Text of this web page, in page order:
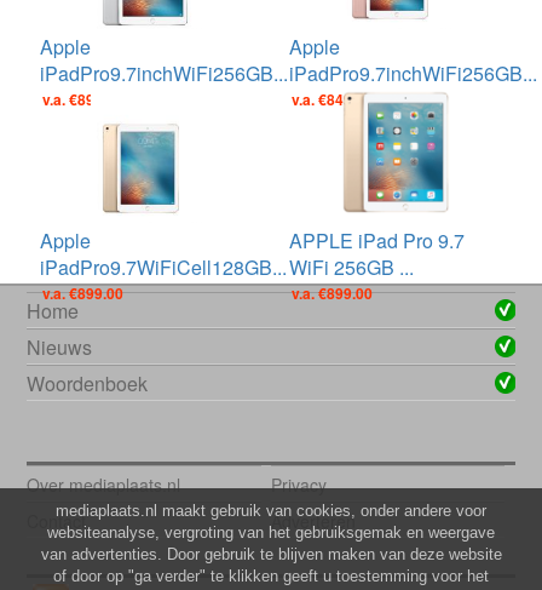
Apple
iPadPro9.7inchWiFi256GB...
v.a. €899.00
Apple
iPadPro9.7inchWiFi256GB...
v.a. €849.00
Apple
iPadPro9.7WiFiCell128GB...
v.a. €899.00
APPLE iPad Pro 9.7
WiFi 256GB ...
v.a. €899.00
Home
Nieuws
Woordenboek
Over mediaplaats.nl
Privacy
Contact
Adverteren
mediaplaats.nl maakt gebruik van cookies, onder andere voor
websiteanalyse, vergroting van het gebruiksgemak en weergave
van advertenties. Door gebruik te blijven maken van deze website
of door op "ga verder" te klikken geeft u toestemming voor het